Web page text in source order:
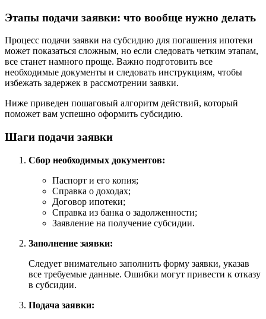
Этапы подачи заявки: что вообще нужно делать
Процесс подачи заявки на субсидию для погашения ипотеки
может показаться сложным, но если следовать четким этапам,
все станет намного проще. Важно подготовить все
необходимые документы и следовать инструкциям, чтобы
избежать задержек в рассмотрении заявки.
Ниже приведен пошаговый алгоритм действий, который
поможет вам успешно оформить субсидию.
Шаги подачи заявки
Сбор необходимых документов:
Паспорт и его копия;
Справка о доходах;
Договор ипотеки;
Справка из банка о задолженности;
Заявление на получение субсидии.
Заполнение заявки:
Следует внимательно заполнить форму заявки, указав
все требуемые данные. Ошибки могут привести к отказу
в субсидии.
Подача заявки: